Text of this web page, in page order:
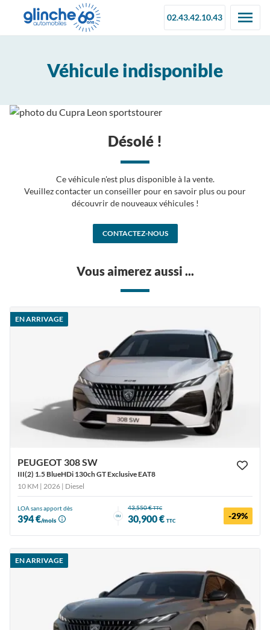
02.43.42.10.43
Véhicule indisponible
Désolé !
Ce véhicule n'est plus disponible à la vente.
Veuillez contacter un conseiller pour en savoir plus ou pour
découvrir de nouveaux véhicules !
CONTACTEZ-NOUS
Vous aimerez aussi ...
EN ARRIVAGE
PEUGEOT 308 SW
III(2) 1.5 BlueHDi 130ch GT Exclusive EAT8
10 KM | 2026 | Diesel
LOA sans apport dès
394 €/mois
ou
43,550 €TTC
30,900 € TTC -29%
EN ARRIVAGE